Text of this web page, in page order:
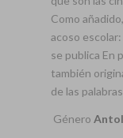
Como
acoso
se publica En
también
de las
Género